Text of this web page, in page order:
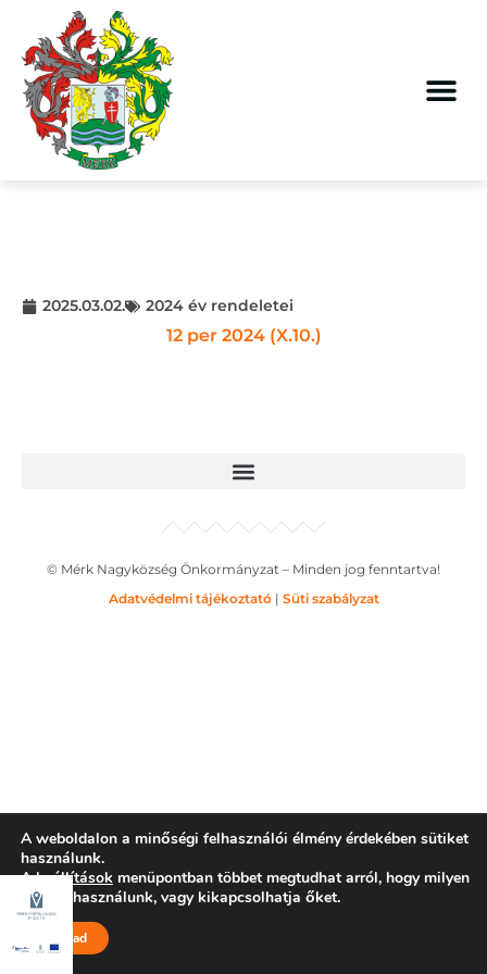
2025.03.02. 2024 év rendeletei
12 per 2024 (X.10.)
© Mérk Nagyközség Önkormányzat – Minden jog fenntartva!
Adatvédelmi tájékoztató| Süti szabályzat
A weboldalon a minőségi felhasználói élmény érdekében sütiket
használunk.
Abeállítások menüpontban többet megtudhat arról, hogy milyen
sütiket használunk, vagy kikapcsolhatja őket.
Elfogad